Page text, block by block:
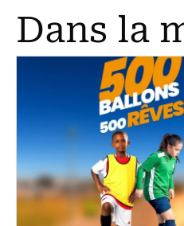
Dans la